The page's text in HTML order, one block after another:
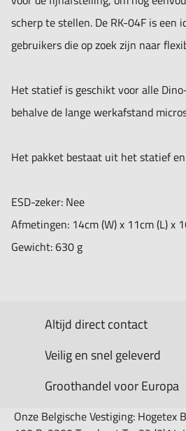
scherp te stellen. De RK-04F is een
gebruikers die op zoek zijn naar
Het statief is geschikt voor alle
behalve de lange werkafstand
Het pakket bestaat uit het statief
ESD-zeker: Nee
Afmetingen: 14cm (W) x 11cm (L) x
Gewicht: 630 g
Altijd direct contact
Veilig en snel geleverd
Groothandel voor Europa
Onze Belgische Vestiging: Hogetex